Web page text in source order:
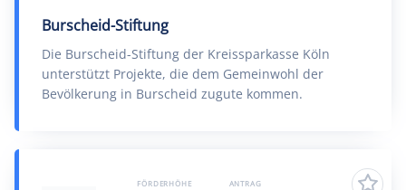
Burscheid-Stiftung
Die Burscheid-Stiftung der Kreissparkasse Köln
unterstützt Projekte, die dem Gemeinwohl der
Bevölkerung in Burscheid zugute kommen.
FÖRDERHÖHE ANTRAG